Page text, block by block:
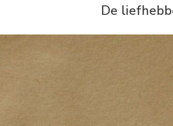
De